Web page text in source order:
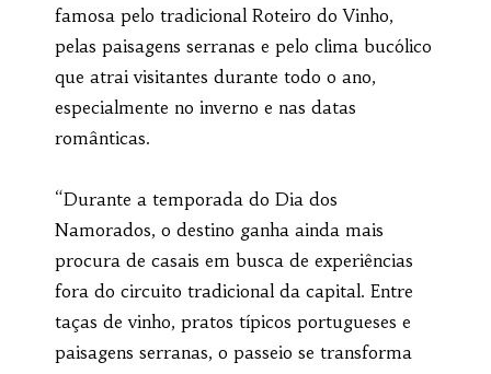
famosa pelo tradicional Roteiro do Vinho,
pelas paisagens serranas e pelo clima bucólico
que atrai visitantes durante todo o ano,
especialmente no inverno e nas datas
românticas.
“Durante a temporada do Dia dos
Namorados, o destino ganha ainda mais
procura de casais em busca de experiências
fora do circuito tradicional da capital. Entre
taças de vinho, pratos típicos portugueses e
paisagens serranas, o passeio se transforma